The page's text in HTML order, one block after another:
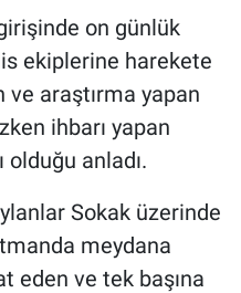
on günlük
ekiplerine harekete
ve araştırma yapan
ihbarı yapan
anladı.
Sokak üzerinde
meydana
eden ve tek başına